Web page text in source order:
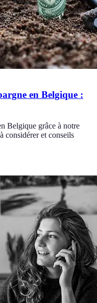
en Belgique :
Belgique grâce à notre
considérer et conseils